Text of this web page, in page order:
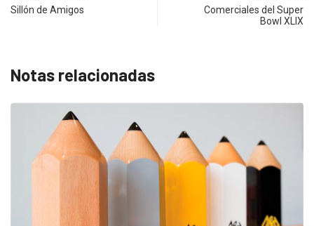
Sillón de Amigos
Comerciales del Super
Bowl XLIX
Notas relacionadas